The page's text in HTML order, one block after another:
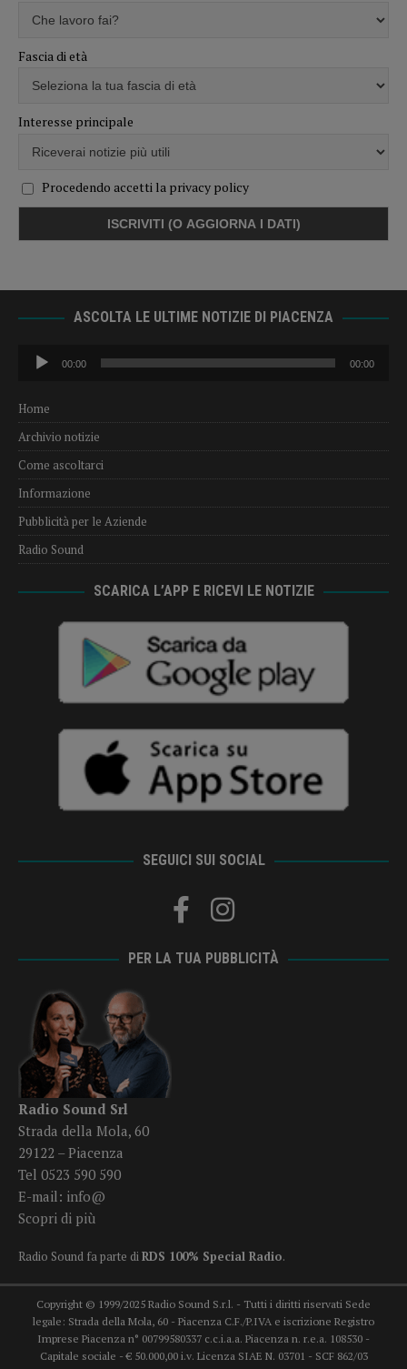
Fascia di età
Interesse principale
Procedendo accetti la privacy policy
ASCOLTA LE ULTIME NOTIZIE DI PIACENZA
Audio
Player
00:00 00:00
Home
Archivio notizie
Come ascoltarci
Informazione
Pubblicità per le Aziende
Radio Sound
SCARICA L’APP E RICEVI LE NOTIZIE
SEGUICI SUI SOCIAL
PER LA TUA PUBBLICITÀ
Radio Sound Srl
Strada della Mola, 60
29122 – Piacenza
Tel 0523 590 590
E-mail: info@
Scopri di più
Radio Sound fa parte diRDS 100% Special Radio.
Copyright © 1999/2025 Radio Sound S.r.l. - Tutti i diritti riservati Sede
legale: Strada della Mola, 60 - Piacenza C.F./P.IVA e iscrizione Registro
Imprese Piacenza n° 00799580337 c.c.i.a.a. Piacenza n. r.e.a. 108530 -
Capitale sociale - € 50.000,00 i.v. Licenza SIAE N. 03701 - SCF 862/03